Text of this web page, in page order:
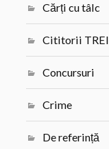
Cărți cu tâlc
Cititorii TREI
Concursuri
Crime
De referință